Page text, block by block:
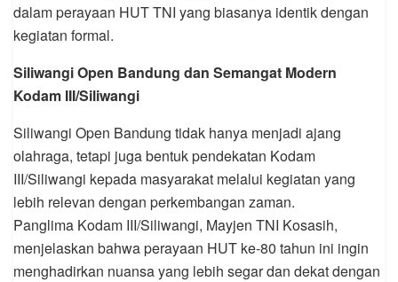
dalam perayaan HUT TNI yang biasanya identik dengan
kegiatan formal.
Siliwangi Open Bandung dan Semangat Modern
Kodam III/Siliwangi
Siliwangi Open Bandung tidak hanya menjadi ajang
olahraga, tetapi juga bentuk pendekatan Kodam
III/Siliwangi kepada masyarakat melalui kegiatan yang
lebih relevan dengan perkembangan zaman.
Panglima Kodam III/Siliwangi, Mayjen TNI Kosasih,
menjelaskan bahwa perayaan HUT ke-80 tahun ini ingin
menghadirkan nuansa yang lebih segar dan dekat dengan